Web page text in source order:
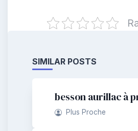
SIMILAR POSTS
besson aurillac à
Plus Proche